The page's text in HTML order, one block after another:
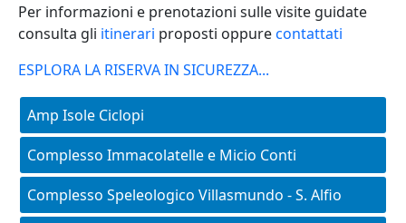
Per informazioni e prenotazioni sulle visite guidate
consulta gli itinerari proposti oppurecontattati
ESPLORA LA RISERVA IN SICUREZZA...
Main menu - aree-protette
Amp Isole Ciclopi
Complesso Immacolatelle e Micio Conti
Complesso Speleologico Villasmundo - S. Alfio